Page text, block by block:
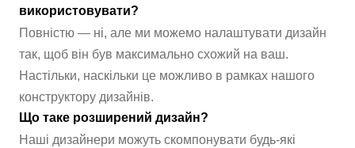
використовувати?
Повністю — ні, але ми можемо налаштувати дизайн
так, щоб він був максимально схожий на ваш.
Настільки, наскільки це можливо в рамках нашого
конструктору дизайнів.
Що таке розширений дизайн?
Наші дизайнери можуть скомпонувати будь-які